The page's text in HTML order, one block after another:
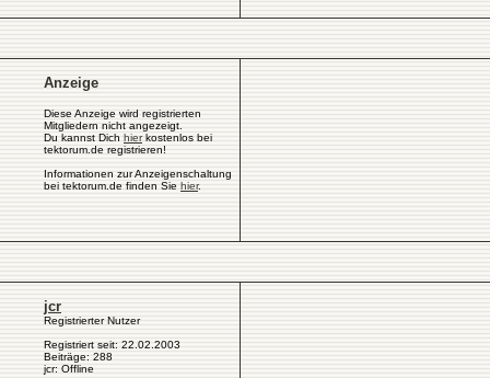
Anzeige
Diese Anzeige wird registrierten
Mitgliedern nicht angezeigt.
Du kannst Dich hierkostenlos bei
tektorum.de registrieren!
Informationen zur Anzeigenschaltung
bei tektorum.de finden Sie hier.
jcr
Registrierter Nutzer
Registriert seit: 22.02.2003
Beiträge: 288
jcr: Offline